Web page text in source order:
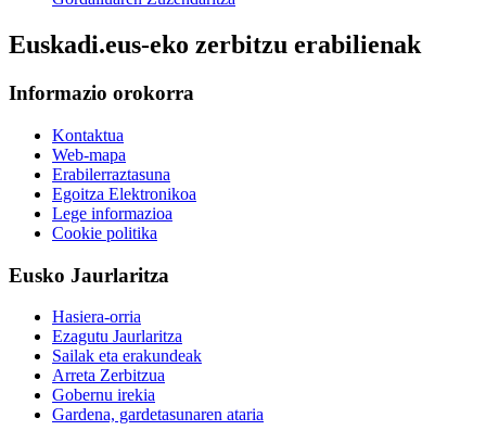
Euskadi.eus-eko zerbitzu erabilienak
Informazio orokorra
Kontaktua
Web-mapa
Erabilerraztasuna
Egoitza Elektronikoa
Lege informazioa
Cookie politika
Eusko Jaurlaritza
Hasiera-orria
Ezagutu Jaurlaritza
Sailak eta erakundeak
Arreta Zerbitzua
Gobernu irekia
Gardena, gardetasunaren ataria